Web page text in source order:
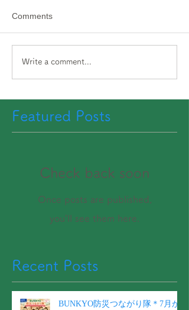
Comments
Write a comment...
Featured Posts
Check back soon
Once posts are published,
you’ll see them here.
Recent Posts
BUNKYO防災つながり隊＊7月か